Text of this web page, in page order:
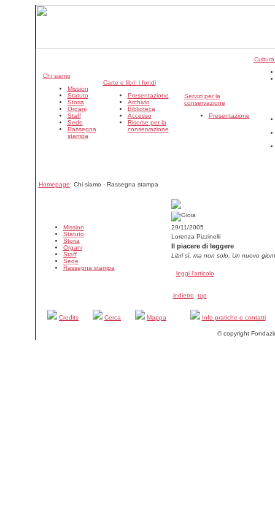
Chi siamo
Mission
Statuto
Storia
Organi
Staff
Sede
Rassegna
stampa
Carte e libri: i fondi
Presentazione
Archivio
Biblioteca
Accesso
Risorse per la
conservazione
Servizi per la
conservazione
Presentazione
Homepage: Chi siamo - Rassegna stampa
Mission
Statuto
Storia
Organi
Staff
Sede
Rassegna stampa
29/11/2005
Lorenza Pizzinelli
Il piacere di leggere
Libri sì, ma non solo. Un nuovo
leggi l'articolo
indietro top
Credits Cerca Mappa Info pratiche e contatti
© copyright